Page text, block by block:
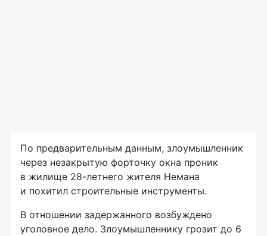
По предварительным данным, злоумышленник
через незакрытую форточку окна проник
в жилище 28-летнего жителя Немана
и похитил строительные инструменты.
В отношении задержанного возбуждено
уголовное дело. Злоумышленнику грозит до 6